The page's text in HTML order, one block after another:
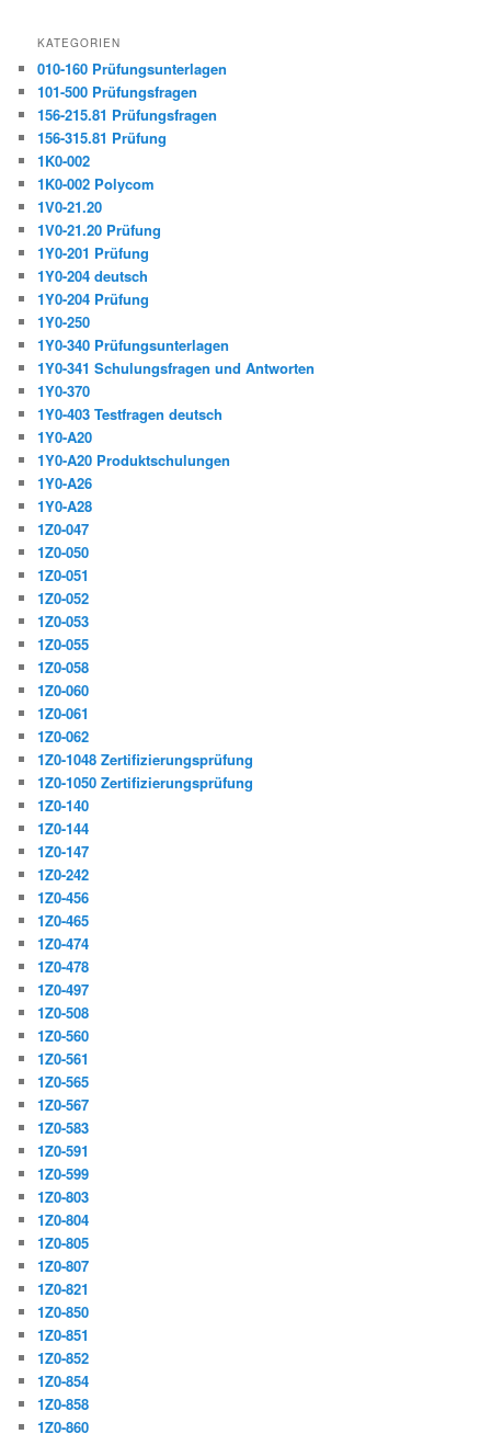
KATEGORIEN
010-160 Prüfungsunterlagen
101-500 Prüfungsfragen
156-215.81 Prüfungsfragen
156-315.81 Prüfung
1K0-002
1K0-002 Polycom
1V0-21.20
1V0-21.20 Prüfung
1Y0-201 Prüfung
1Y0-204 deutsch
1Y0-204 Prüfung
1Y0-250
1Y0-340 Prüfungsunterlagen
1Y0-341 Schulungsfragen und Antworten
1Y0-370
1Y0-403 Testfragen deutsch
1Y0-A20
1Y0-A20 Produktschulungen
1Y0-A26
1Y0-A28
1Z0-047
1Z0-050
1Z0-051
1Z0-052
1Z0-053
1Z0-055
1Z0-058
1Z0-060
1Z0-061
1Z0-062
1Z0-1048 Zertifizierungsprüfung
1Z0-1050 Zertifizierungsprüfung
1Z0-140
1Z0-144
1Z0-147
1Z0-242
1Z0-456
1Z0-465
1Z0-474
1Z0-478
1Z0-497
1Z0-508
1Z0-560
1Z0-561
1Z0-565
1Z0-567
1Z0-583
1Z0-591
1Z0-599
1Z0-803
1Z0-804
1Z0-805
1Z0-807
1Z0-821
1Z0-850
1Z0-851
1Z0-852
1Z0-854
1Z0-858
1Z0-860